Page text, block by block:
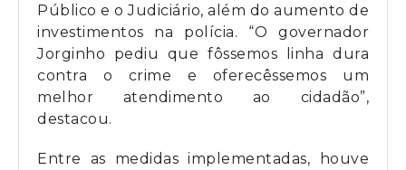
Público e o Judiciário, além do aumento de
investimentos na polícia. “O governador
Jorginho pediu que fôssemos linha dura
contra o crime e oferecêssemos um
melhor atendimento ao cidadão”,
destacou.
Entre as medidas implementadas, houve